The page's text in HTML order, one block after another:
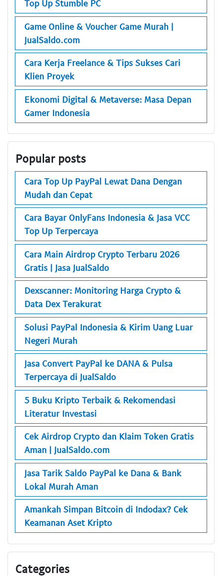
Top Up Stumble PC
Game Online & Voucher Game Murah |
JualSaldo.com
Cara Kerja Freelance & Tips Sukses Cari
Klien Proyek
Ekonomi Digital & Metaverse: Masa Depan
Gamer Indonesia
Popular posts
Cara Top Up PayPal Lewat Dana Dengan
Mudah dan Cepat
Cara Bayar OnlyFans Indonesia & Jasa VCC
Top Up Terpercaya
Cara Main Airdrop Crypto Terbaru 2026
Gratis | Jasa JualSaldo
Dexscanner: Monitoring Harga Crypto &
Data Dex Terakurat
Solusi PayPal Indonesia & Kirim Uang Luar
Negeri Murah
Jasa Convert PayPal ke DANA & Pulsa
Terpercaya di JualSaldo
5 Buku Kripto Terbaik & Rekomendasi
Literatur Investasi
Cek Airdrop Crypto dan Klaim Token Gratis
Aman | JualSaldo.com
Jasa Tarik Saldo PayPal ke Dana & Bank
Lokal Murah Aman
Amankah Simpan Bitcoin di Indodax? Cek
Keamanan Aset Kripto
Categories